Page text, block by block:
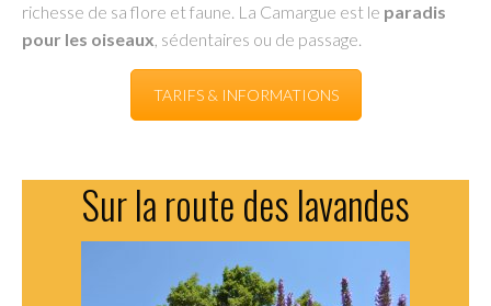
richesse de sa flore et faune. La Camargue est le paradis
pour les oiseaux, sédentaires ou de passage.
TARIFS & INFORMATIONS
Sur la route des lavandes